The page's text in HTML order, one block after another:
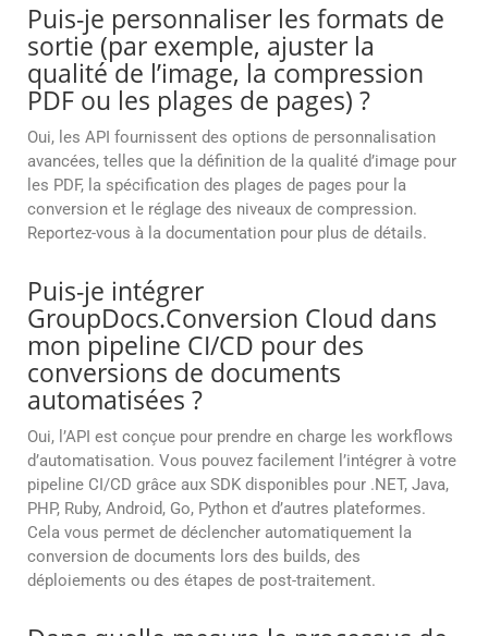
Puis-je personnaliser les formats de
sortie (par exemple, ajuster la
qualité de l’image, la compression
PDF ou les plages de pages) ?
Oui, les API fournissent des options de personnalisation
avancées, telles que la définition de la qualité d’image pour
les PDF, la spécification des plages de pages pour la
conversion et le réglage des niveaux de compression.
Reportez-vous à la documentation pour plus de détails.
Puis-je intégrer
GroupDocs.Conversion Cloud dans
mon pipeline CI/CD pour des
conversions de documents
automatisées ?
Oui, l’API est conçue pour prendre en charge les workflows
d’automatisation. Vous pouvez facilement l’intégrer à votre
pipeline CI/CD grâce aux SDK disponibles pour .NET, Java,
PHP, Ruby, Android, Go, Python et d’autres plateformes.
Cela vous permet de déclencher automatiquement la
conversion de documents lors des builds, des
déploiements ou des étapes de post-traitement.